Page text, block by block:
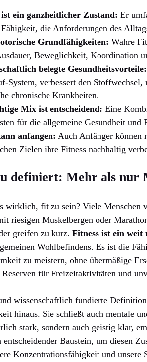
ist ein ganzheitlicher Zustand: Er
die Anforderungen des
Grundfähigkeiten: Wahre
Beweglichkeit, Koordination
belegte Gesundheitsvorteile:
System, verbessert den
chronische Krankheiten.
Mix ist entscheidend: Eine
für die allgemeine Gesundheit und
anfangen: Auch Anfänger können
Zielen ihre Fitness nachhaltig
definiert: Mehr als nur
wirklich, fit zu sein? Viele
riesigen Muskelbergen oder
greifen zu kurz. Fitness ist ein weit
Wohlbefindens. Es ist die
zu meistern, ohne übermäßige
Reserven für Freizeitaktivitäten und
wissenschaftlich fundierte
hinaus. Sie schließt auch mentale
stark, sondern auch geistig klar,
Baustein, um diesen
Konzentrationsfähigkeit und